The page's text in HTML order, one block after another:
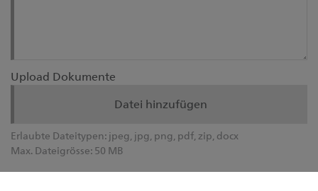
Upload Dokumente
Datei hinzufügen
Erlaubte Dateitypen: jpeg, jpg, png, pdf, zip, docx
Max. Dateigrösse: 50 MB